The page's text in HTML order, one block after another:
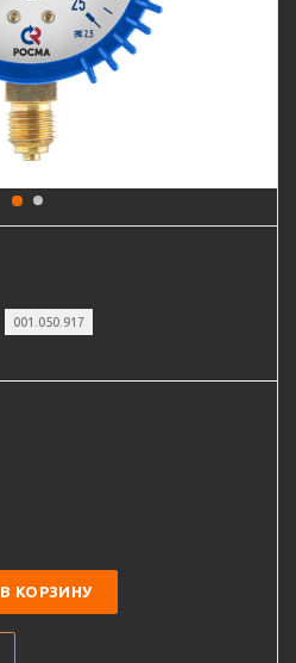
001.050.917
В КОРЗИНУ